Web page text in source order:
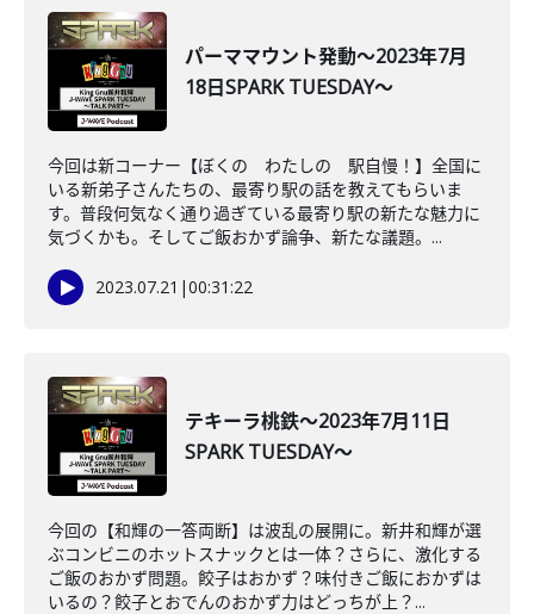
パーママウント発動～2023年7月
18日SPARK TUESDAY～
今回は新コーナー【ぼくの わたしの 駅自慢！】全国に
いる新弟子さんたちの、最寄り駅の話を教えてもらいま
す。普段何気なく通り過ぎている最寄り駅の新たな魅力に
気づくかも。そしてご飯おかず論争、新たな議題。...
2023.07.21 |00:31:22
テキーラ桃鉄～2023年7月11日
SPARK TUESDAY～
今回の【和輝の一答両断】は波乱の展開に。新井和輝が選
ぶコンビニのホットスナックとは一体？さらに、激化する
ご飯のおかず問題。餃子はおかず？味付きご飯におかずは
いるの？餃子とおでんのおかず力はどっちが上？...